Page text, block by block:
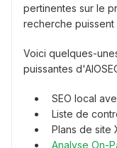
pertinentes sur le
recherche puissent
Voici quelques-
puissantes
SEO local
Liste de
Plans de site
Analyse On-